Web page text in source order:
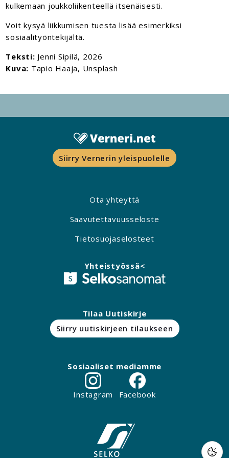
kulkemaan joukkoliikenteellä itsenäisesti.
Voit kysyä liikkumisen tuesta lisää esimerkiksi
sosiaalityöntekijältä.
Teksti: Jenni Sipilä, 2026
Kuva: Tapio Haaja, Unsplash
Siirry Vernerin yleispuolelle
Ota yhteyttä
Saavutettavuusseloste
Tietosuojaselosteet
Yhteistyössä<
Tilaa Uutiskirje
Siirry uutiskirjeen tilaukseen
Sosiaaliset mediamme
Instagram Facebook